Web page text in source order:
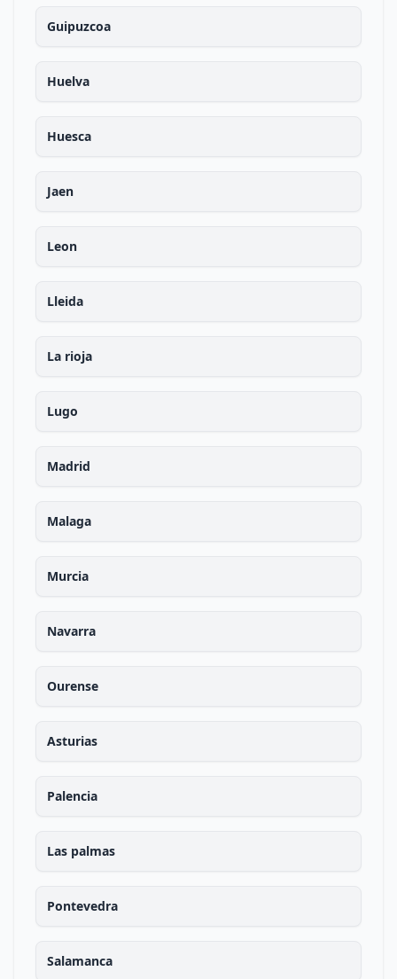
Guipuzcoa
Huelva
Huesca
Jaen
Leon
Lleida
La rioja
Lugo
Madrid
Malaga
Murcia
Navarra
Ourense
Asturias
Palencia
Las palmas
Pontevedra
Salamanca